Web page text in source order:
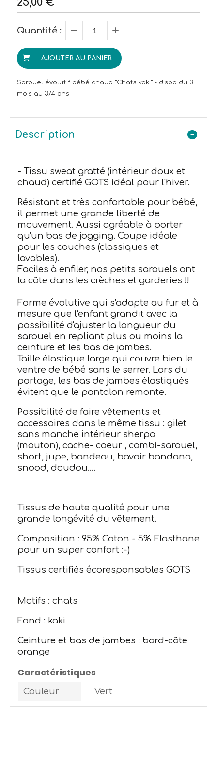
Quantité :
AJOUTER AU PANIER
Sarouel évolutif bébé chaud "Chats kaki" - dispo du 3
mois au 3/4 ans
Description
- Tissu sweat gratté (intérieur doux et
chaud) certifié GOTS idéal pour l'hiver.
Résistant et très confortable pour bébé,
il permet une grande liberté de
mouvement. Aussi agréable à porter
qu'un bas de jogging. Coupe idéale
pour les couches (classiques et
lavables).
Faciles à enfiler, nos petits sarouels ont
la côte dans les crèches et garderies !!
Forme évolutive qui s'adapte au fur et à
mesure que l'enfant grandit avec la
possibilité d'ajuster la longueur du
sarouel en repliant plus ou moins la
ceinture et les bas de jambes.
Taille élastique large qui couvre bien le
ventre de bébé sans le serrer. Lors du
portage, les bas de jambes élastiqués
évitent que le pantalon remonte.
Possibilité de faire vêtements et
accessoires dans le même tissu : gilet
sans manche intérieur sherpa
(mouton), cache- coeur , combi-sarouel,
short, jupe, bandeau, bavoir bandana,
snood, doudou....
Tissus de haute qualité pour une
grande longévité du vêtement.
Composition : 95% Coton - 5% Elasthane
pour un super confort :-)
Tissus certifiés écoresponsables GOTS
Motifs : chats
Fond : kaki
Ceinture et bas de jambes : bord-côte
orange
Caractéristiques
Couleur Vert